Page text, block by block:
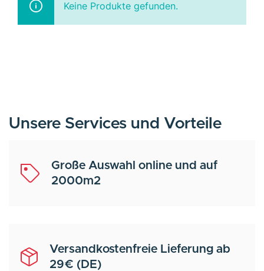
Keine Produkte gefunden.
Unsere Services und Vorteile
Große Auswahl online und auf
2000m2
Versandkostenfreie Lieferung ab
29€ (DE)